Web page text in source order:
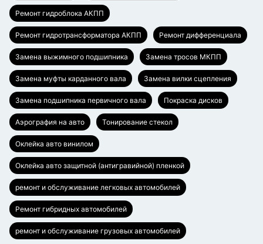
Ремонт гидроблока АКПП
Ремонт гидротрансформатора АКПП Ремонт дифференциала
Замена выжимного подшипника Замена тросов МКПП
Замена муфты карданного вала Замена вилки сцепления
Замена подшипника первичного вала Покраска дисков
Аэрография на авто Тонирование стекол
Оклейка авто винилом
Оклейка авто защитной (антигравийной) пленкой
ремонт и обслуживание легковых автомобилей
Ремонт гибридных автомобилей
ремонт и обслуживание грузовых автомобилей